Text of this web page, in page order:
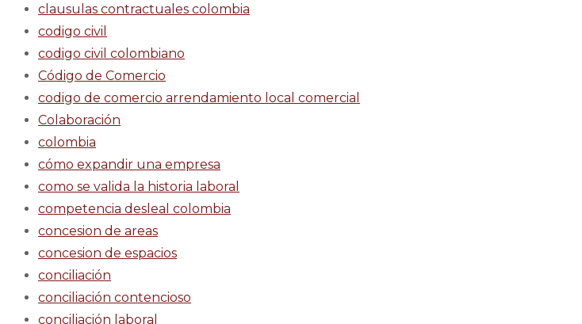
clausulas contractuales colombia
codigo civil
codigo civil colombiano
Código de Comercio
codigo de comercio arrendamiento local comercial
Colaboración
colombia
cómo expandir una empresa
como se valida la historia laboral
competencia desleal colombia
concesion de areas
concesion de espacios
conciliación
conciliación contencioso
conciliación laboral